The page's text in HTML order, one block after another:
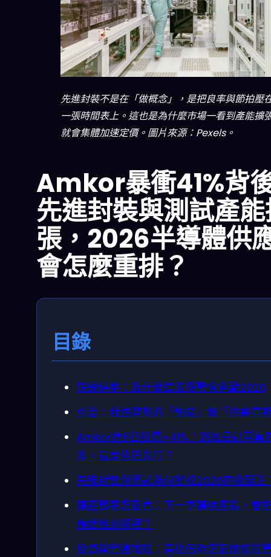
先進封裝不是在「做概念」，是把良率與節拍壓
一張時間表上。這也是為什麼市場一看到產能擴
就會集體加速定價。圖片來源：Pexels。
Amkor暴衝41%背
先進封裝與測試產
張，2026半導體供
會怎麼重排？
目錄
快速精華：為什麼這波漲勢會牽動2026
引言：我觀察到的「動能」跟「供需真
Amkor連8日股價+41%：到底是訂單真
多，還是估值先行？
先進封裝與測試為何變成2026的瓶頸王
擴產節奏怎麼看：下一季擴張產能，會
應鏈推到哪裡？
投資與營運風險：高估值時怎麼做風險